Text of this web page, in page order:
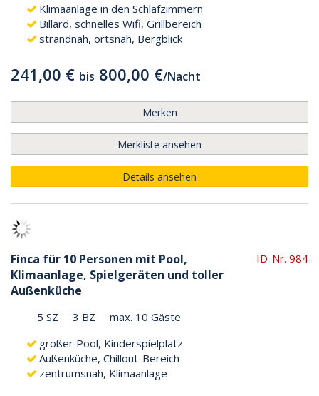
Klimaanlage in den Schlafzimmern
Billard, schnelles Wifi, Grillbereich
strandnah, ortsnah, Bergblick
241,00 € bis 800,00 €/Nacht
Merken
Merkliste ansehen
Details ansehen
Finca für 10 Personen mit Pool,
Klimaanlage, Spielgeräten und toller
Außenküche
ID-Nr. 984
5 SZ 3 BZ
max. 10 Gäste
großer Pool, Kinderspielplatz
Außenküche, Chillout-Bereich
zentrumsnah, Klimaanlage